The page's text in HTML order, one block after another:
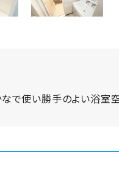
で使い勝手のよい浴室